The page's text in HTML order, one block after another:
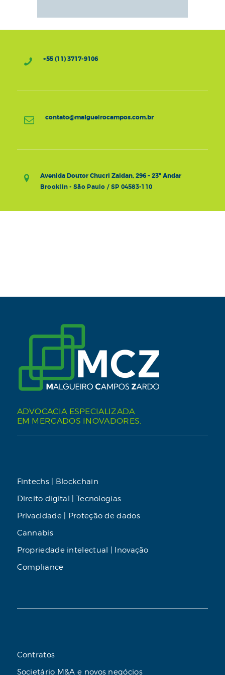
+55 (11) 3717-9106
contato@malgueirocampos.com.br
Avenida Doutor Chucri Zaidan, 296 – 23º Andar
Brooklin - São Paulo / SP 04583-110
ADVOCACIA ESPECIALIZADA
EM MERCADOS INOVADORES.
Fintechs | Blockchain
Direito digital | Tecnologias
Privacidade | Proteção de dados
Cannabis
Propriedade intelectual | Inovação
Compliance
Contratos
Societário M&A e novos negócios